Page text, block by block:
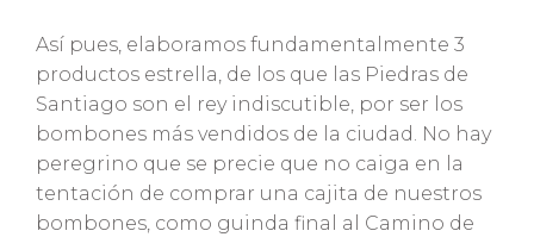
Así pues, elaboramos fundamentalmente 3
productos estrella, de los que las Piedras de
Santiago son el rey indiscutible, por ser los
bombones más vendidos de la ciudad. No hay
peregrino que se precie que no caiga en la
tentación de comprar una cajita de nuestros
bombones, como guinda final al Camino de